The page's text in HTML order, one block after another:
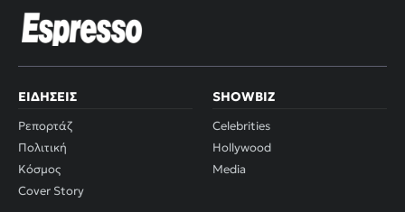
ΕΙΔΉΣΕΙΣ
Ρεπορτάζ
Πολιτική
Κόσμος
Cover Story
SHOWBIZ
Celebrities
Hollywood
Media